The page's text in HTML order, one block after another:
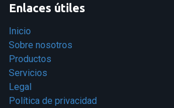
Enlaces útiles
Inicio
Sobre nosotros
Productos
Servicios
Legal
Política de privacidad